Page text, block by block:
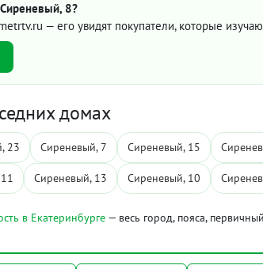
8?
— его увидят покупатели, которые
домах
23 Сиреневый, 7 Сиреневый, 15
Сиреневый, 13 Сиреневый, 10
в Екатеринбурге — весь город, пояса,